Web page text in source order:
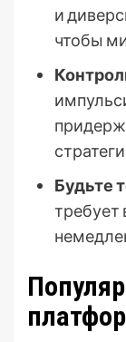
и
чтобы
Будьте
требует